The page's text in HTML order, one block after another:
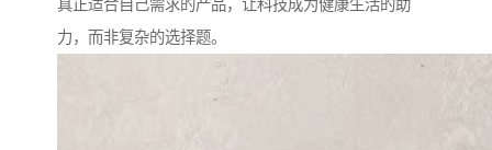
真正适合自己需求的产品，让科技成为健康生活的助
力，而非复杂的选择题。